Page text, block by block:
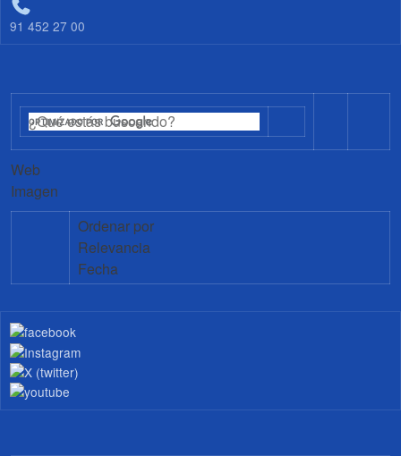
91 452 27 00
Web
Imagen
Ordenar por
Relevancia
Fecha